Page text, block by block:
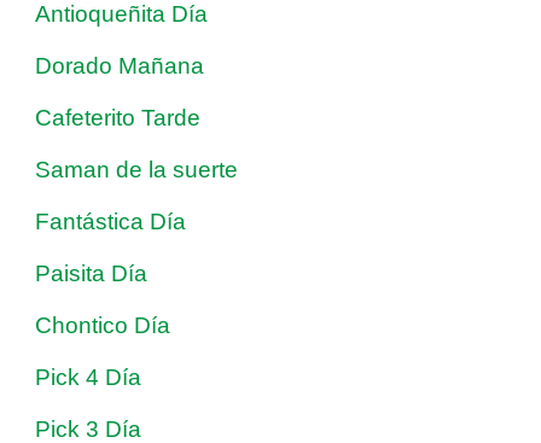
Antioqueñita Día
Dorado Mañana
Cafeterito Tarde
Saman de la suerte
Fantástica Día
Paisita Día
Chontico Día
Pick 4 Día
Pick 3 Día